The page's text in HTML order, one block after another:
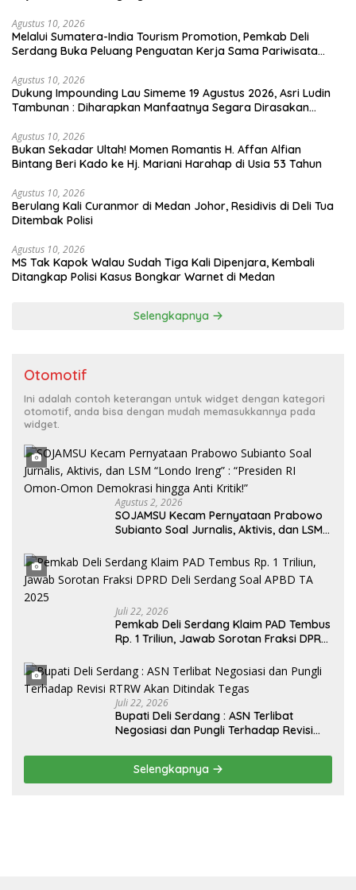
Agustus 10, 2026
Melalui Sumatera-India Tourism Promotion, Pemkab Deli
Serdang Buka Peluang Penguatan Kerja Sama Pariwisata
Agustus 10, 2026
Dukung Impounding Lau Simeme 19 Agustus 2026, Asri Ludin
Tambunan : Diharapkan Manfaatnya Segara Dirasakan
Agustus 10, 2026
Bukan Sekadar Ultah! Momen Romantis H. Affan Alfian
Bintang Beri Kado ke Hj. Mariani Harahap di Usia 53 Tahun
Agustus 10, 2026
Berulang Kali Curanmor di Medan Johor, Residivis di Deli Tua
Ditembak Polisi
Agustus 10, 2026
MS Tak Kapok Walau Sudah Tiga Kali Dipenjara, Kembali
Ditangkap Polisi Kasus Bongkar Warnet di Medan
Selengkapnya
Otomotif
Ini adalah contoh keterangan untuk widget dengan kategori
otomotif, anda bisa dengan mudah memasukkannya pada
widget.
Agustus 2, 2026
SOJAMSU Kecam Pernyataan Prabowo
Subianto Soal Jurnalis, Aktivis, dan LSM
Omon Demokrasi hingga Anti Kritik!”
Juli 22, 2026
Pemkab Deli Serdang Klaim PAD Tembus
Rp. 1 Triliun, Jawab Sorotan Fraksi DPRD
Juli 22, 2026
Bupati Deli Serdang : ASN Terlibat
Negosiasi dan Pungli Terhadap Revisi
Selengkapnya